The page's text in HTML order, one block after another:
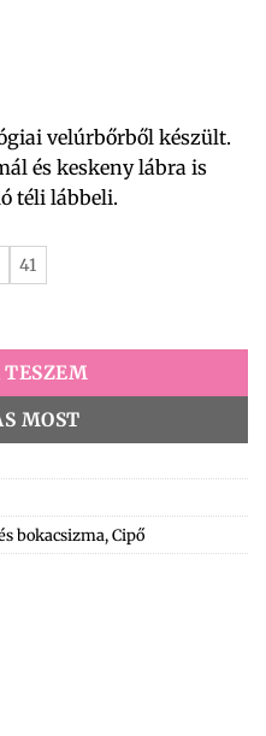
velúrbőrből készült.
és keskeny lábra is
téli lábbeli.
41
velúr mennyiség
TESZEM
MOST
bokacsizma,Cipő